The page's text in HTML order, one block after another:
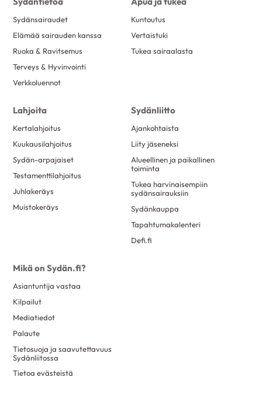
Sydänsairaudet
Elämää sairauden kanssa
Ruoka & Ravitsemus
Terveys & Hyvinvointi
Verkkoluennot
Kuntoutus
Vertaistuki
Tukea sairaalasta
Lahjoita
Kertalahjoitus
Kuukausilahjoitus
Sydän-arpajaiset
Testamenttilahjoitus
Juhlakeräys
Muistokeräys
Sydänliitto
Ajankohtaista
Liity jäseneksi
Alueellinen ja paikallinen
toiminta
Tukea harvinaisempiin
sydänsairauksiin
Sydänkauppa
Tapahtumakalenteri
Defi.fi
Mikä on Sydän.fi?
Asiantuntija vastaa
Kilpailut
Mediatiedot
Palaute
Tietosuoja ja saavutettavuus
Sydänliitossa
Tietoa evästeistä